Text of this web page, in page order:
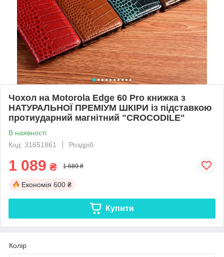
Чохол на Motorola Edge 60 Pro книжка з
НАТУРАЛЬНОЇ ПРЕМІУМ ШКІРИ із підставкою
протиударний магнітний "CROCODILE"
В наявності
Код: 31651861
Роздріб
1 089 ₴ 1 689 ₴
Економія 600 ₴
Купити
Колір